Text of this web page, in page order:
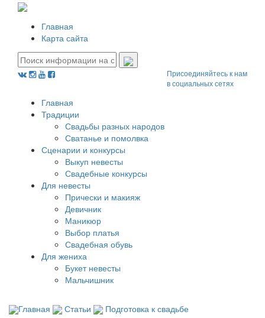
Главная
Карта сайта
Присоединяйтесь к нам
в социальных сетях
Главная
Традиции
Свадьбы разных народов
Сватанье и помолвка
Сценарии и конкурсы
Выкуп невесты
Свадебные конкурсы
Для невесты
Прически и макияж
Девичник
Маникюр
Выбор платья
Свадебная обувь
Для жениха
Букет невесты
Мальчишник
Главная Статьи Подготовка к свадьбе